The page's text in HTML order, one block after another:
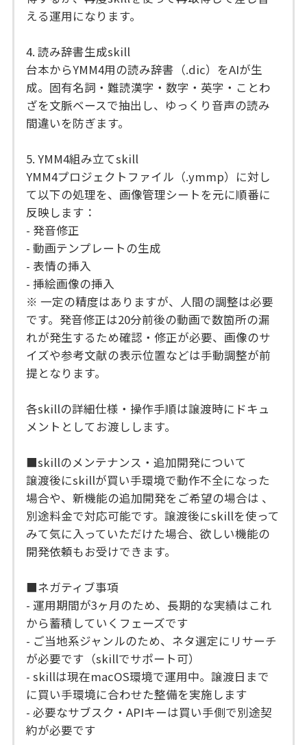
える運用になります。
4. 読み辞書生成skill
台本からYMM4用の読み辞書（.dic）をAIが生
成。固有名詞・難読漢字・数字・英字・ことわ
ざを文脈ベースで抽出し、ゆっくり音声の読み
間違いを防ぎます。
5. YMM4組み立てskill
YMM4プロジェクトファイル（.ymmp）に対し
て以下の処理を、画像管理シートを元に順番に
反映します：
- 発音修正
- 動画テンプレートの生成
- 表情の挿入
- 挿絵画像の挿入
※ 一定の精度はありますが、人間の調整は必要
です。発音修正は20分前後の動画で数箇所の漏
れが発生するため確認・修正が必要、画像のサ
イズや参考文献の表示位置などは手動調整が前
提となります。
各skillの詳細仕様・操作手順は譲渡時にドキュ
メントとしてお渡しします。
■skillのメンテナンス・追加開発について
譲渡後にskillが買い手環境で動作不全になった
場合や、新機能の追加開発をご希望の場合は 、
別途料金で対応可能です。譲渡後にskillを使って
みて気に入っていただけた場合、欲しい機能の
開発依頼もお受けできます。
■ネガティブ事項
- 運用期間が3ヶ月のため、長期的な実績はこれ
から蓄積していくフェーズです
- ご当地系ジャンルのため、ネタ選定にリサーチ
が必要です（skillでサポート可）
- skillは現在macOS環境で運用中。譲渡日まで
に買い手環境に合わせた整備を実施します
- 必要なサブスク・APIキーは買い手側で別途契
約が必要です